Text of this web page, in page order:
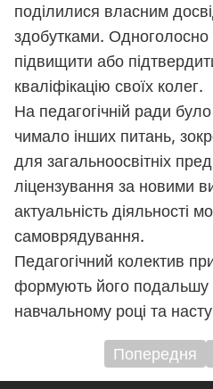
поділилися власним
здобутками. Одноголосно
підвищити або
кваліфікацію своїх колег.
На педагогічній ради
чимало інших питань,
для загальноосвітніх
ліцензування за новими
актуальність діяльності
самоврядування.
Педагогічний колектив
формують його подальшу
навчальному році та
Навігація
Попередня